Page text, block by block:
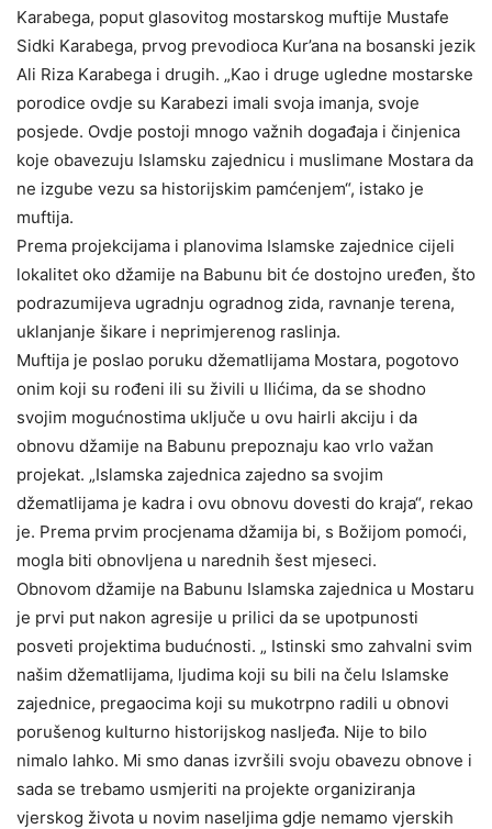
Karabega, poput glasovitog mostarskog muftije Mustafe
Sidki Karabega, prvog prevodioca Kur’ana na bosanski jezik
Ali Riza Karabega i drugih. „Kao i druge ugledne mostarske
porodice ovdje su Karabezi imali svoja imanja, svoje
posjede. Ovdje postoji mnogo važnih događaja i činjenica
koje obavezuju Islamsku zajednicu i muslimane Mostara da
ne izgube vezu sa historijskim pamćenjem“, istako je
muftija.
Prema projekcijama i planovima Islamske zajednice cijeli
lokalitet oko džamije na Babunu bit će dostojno uređen, što
podrazumijeva ugradnju ogradnog zida, ravnanje terena,
uklanjanje šikare i neprimjerenog raslinja.
Muftija je poslao poruku džematlijama Mostara, pogotovo
onim koji su rođeni ili su živili u Ilićima, da se shodno
svojim mogućnostima uključe u ovu hairli akciju i da
obnovu džamije na Babunu prepoznaju kao vrlo važan
projekat. „Islamska zajednica zajedno sa svojim
džematlijama je kadra i ovu obnovu dovesti do kraja“, rekao
je. Prema prvim procjenama džamija bi, s Božijom pomoći,
mogla biti obnovljena u narednih šest mjeseci.
Obnovom džamije na Babunu Islamska zajednica u Mostaru
je prvi put nakon agresije u prilici da se upotpunosti
posveti projektima budućnosti. „ Istinski smo zahvalni svim
našim džematlijama, ljudima koji su bili na čelu Islamske
zajednice, pregaocima koji su mukotrpno radili u obnovi
porušenog kulturno historijskog nasljeđa. Nije to bilo
nimalo lahko. Mi smo danas izvršili svoju obavezu obnove i
sada se trebamo usmjeriti na projekte organiziranja
vjerskog života u novim naseljima gdje nemamo vjerskih